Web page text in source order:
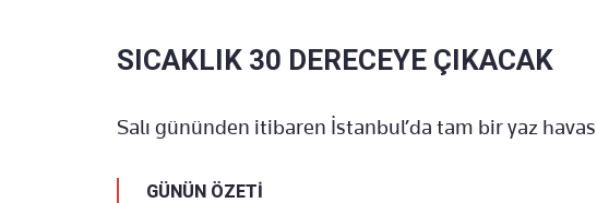
SICAKLIK 30 DERECEYE ÇIKACAK
Salı gününden itibaren İstanbul’da tam bir yaz
GÜNÜN ÖZETİ